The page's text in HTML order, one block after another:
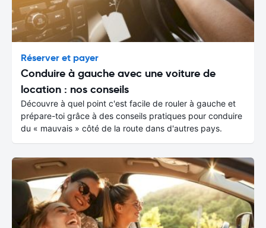
Réserver et payer
Conduire à gauche avec une voiture de
location : nos conseils
Découvre à quel point c'est facile de rouler à gauche et
prépare-toi grâce à des conseils pratiques pour conduire
du « mauvais » côté de la route dans d'autres pays.